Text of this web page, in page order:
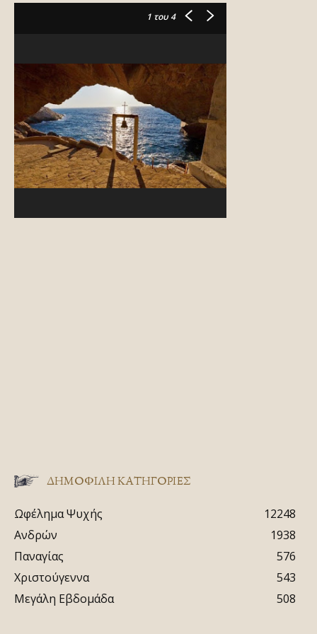
1 του 4
ΔΗΜΟΦΙΛΗ ΚΑΤΗΓΟΡΙΕΣ
Ωφέλημα Ψυχής
12248
Ανδρών
1938
Παναγίας
576
Χριστούγεννα
543
Μεγάλη Εβδομάδα
508